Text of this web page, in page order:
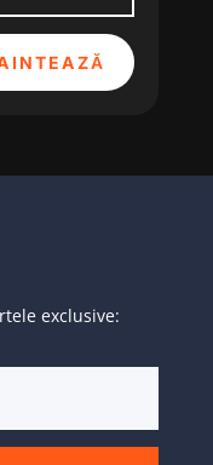
exclusive: